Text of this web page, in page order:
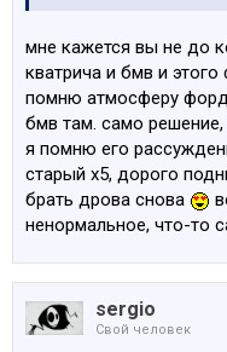
мне кажется вы не до
кватрича и бмв и
помню атмосферу
бмв там. само
я помню его
старый х5, дорого
брать дрова снова
ненормальное, что-то
sergio
Свой человек